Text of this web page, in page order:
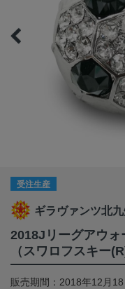
受注生産
ギラヴァンツ北九
2018Jリーグアウ
（スワロフスキー
販売期間：2018年12月